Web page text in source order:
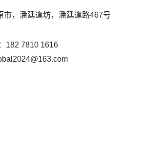
市，潘廷逢坊，潘廷逢路467号
182 7810 1616